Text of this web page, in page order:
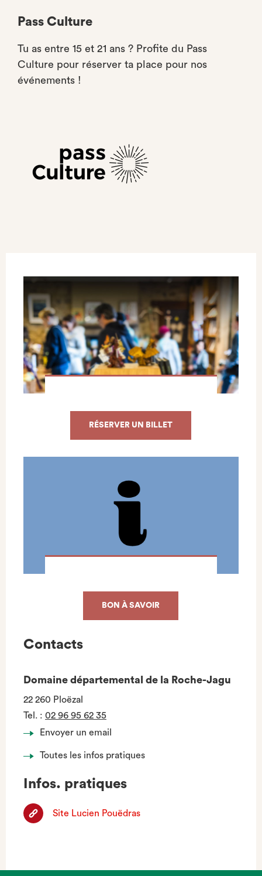
Pass Culture
Tu as entre 15 et 21 ans ? Profite du Pass
Culture pour réserver ta place pour nos
événements !
RÉSERVER UN BILLET
BON À SAVOIR
Contacts
Domaine départemental de la Roche-Jagu
22 260 Ploëzal
Tel. : 02 96 95 62 35
Envoyer un email
Toutes les infos pratiques
Infos. pratiques
Site Lucien Pouëdras